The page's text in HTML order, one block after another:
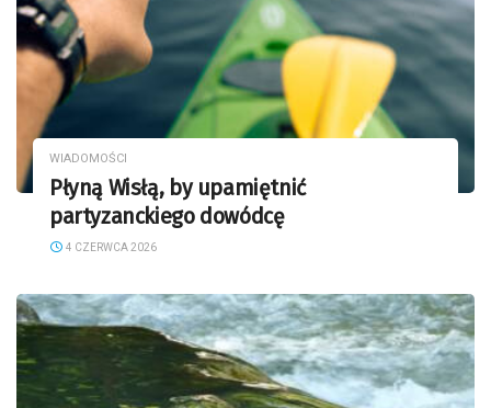
WIADOMOŚCI
Płyną Wisłą, by upamiętnić
partyzanckiego dowódcę
4 CZERWCA 2026